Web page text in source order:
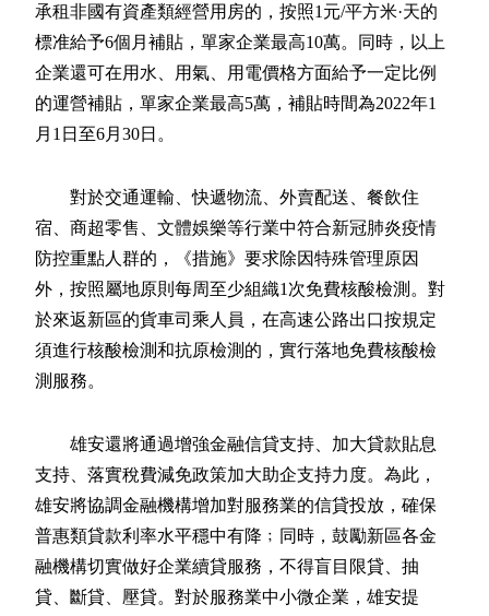
承租非國有資產類經營用房的，按照1元/平方米·天的
標准給予6個月補貼，單家企業最高10萬。同時，以上
企業還可在用水、用氣、用電價格方面給予一定比例
的運營補貼，單家企業最高5萬，補貼時間為2022年1
月1日至6月30日。
對於交通運輸、快遞物流、外賣配送、餐飲住
宿、商超零售、文體娛樂等行業中符合新冠肺炎疫情
防控重點人群的，《措施》要求除因特殊管理原因
外，按照屬地原則每周至少組織1次免費核酸檢測。對
於來返新區的貨車司乘人員，在高速公路出口按規定
須進行核酸檢測和抗原檢測的，實行落地免費核酸檢
測服務。
雄安還將通過增強金融信貸支持、加大貸款貼息
支持、落實稅費減免政策加大助企支持力度。為此，
雄安將協調金融機構增加對服務業的信貸投放，確保
普惠類貸款利率水平穩中有降﹔同時，鼓勵新區各金
融機構切實做好企業續貸服務，不得盲目限貸、抽
貸、斷貸、壓貸。對於服務業中小微企業，雄安提